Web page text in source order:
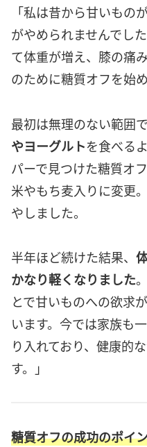
「私は昔から甘いもの
がやめられませんでし
て体重が増え、膝の痛
のために糖質オフを始
最初は無理のない範囲
やヨーグルトを食べる
パーで見つけた糖質オ
米やもち麦入りに変更
やしました。
半年ほど続けた結果、
かなり軽くなりました
とで甘いものへの欲求
います。今では家族も
り入れており、健康的
す。」
糖質オフの成功のポイ